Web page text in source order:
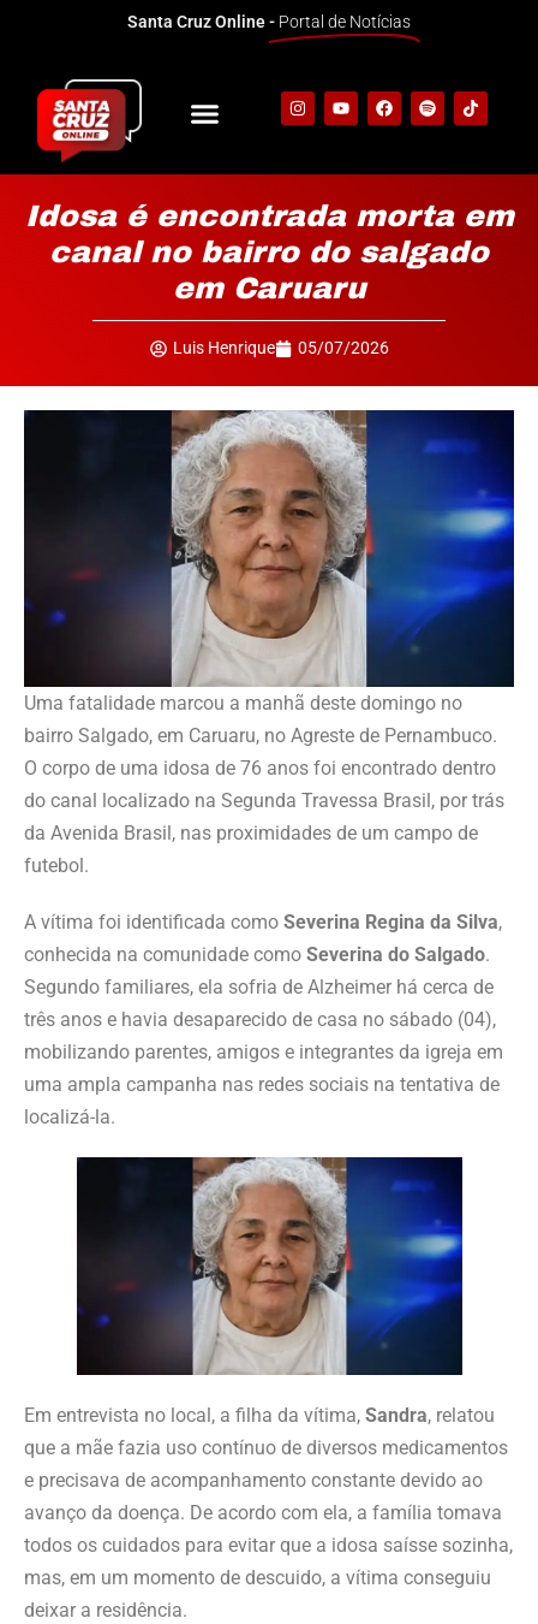
Santa Cruz Online - Portal de Notícias
Idosa é encontrada morta em
canal no bairro do salgado
em Caruaru
Luis Henrique 05/07/2026
Uma fatalidade marcou a manhã deste domingo no
bairro Salgado, em Caruaru, no Agreste de Pernambuco.
O corpo de uma idosa de 76 anos foi encontrado dentro
do canal localizado na Segunda Travessa Brasil, por trás
da Avenida Brasil, nas proximidades de um campo de
futebol.
A vítima foi identificada como Severina Regina da Silva,
conhecida na comunidade como Severina do Salgado.
Segundo familiares, ela sofria de Alzheimer há cerca de
três anos e havia desaparecido de casa no sábado (04),
mobilizando parentes, amigos e integrantes da igreja em
uma ampla campanha nas redes sociais na tentativa de
localizá-la.
Em entrevista no local, a filha da vítima, Sandra, relatou
que a mãe fazia uso contínuo de diversos medicamentos
e precisava de acompanhamento constante devido ao
avanço da doença. De acordo com ela, a família tomava
todos os cuidados para evitar que a idosa saísse sozinha,
mas, em um momento de descuido, a vítima conseguiu
deixar a residência.